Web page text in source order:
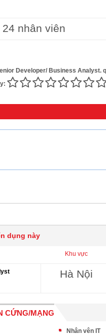
nhân viên
Developer/ Business Analyst.
dụng này
Khu vực
Hà Nội
CỨNG/MẠNG
Nhân vên IT